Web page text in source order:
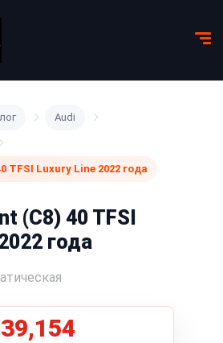
Audi
TFSI Luxury Line 2022 года
(C8) 40 TFSI
года